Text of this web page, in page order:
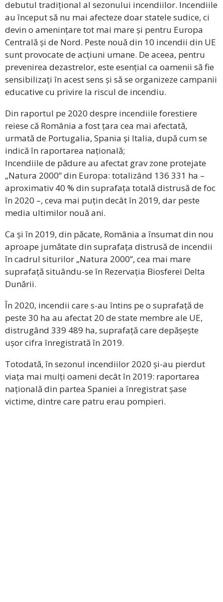
debutul tradițional al sezonului incendiilor. Incendiile
au început să nu mai afecteze doar statele sudice, ci
devin o amenințare tot mai mare și pentru Europa
Centrală și de Nord. Peste nouă din 10 incendii din UE
sunt provocate de acțiuni umane. De aceea, pentru
prevenirea dezastrelor, este esențial ca oamenii să fie
sensibilizați în acest sens și să se organizeze campanii
educative cu privire la riscul de incendiu.
Din raportul pe 2020 despre incendiile forestiere
reiese că România a fost țara cea mai afectată,
urmată de Portugalia, Spania și Italia, după cum se
indică în raportarea națională;
Incendiile de pădure au afectat grav zone protejate
„Natura 2000” din Europa: totalizând 136 331 ha –
aproximativ 40 % din suprafața totală distrusă de foc
în 2020 –, ceva mai puțin decât în 2019, dar peste
media ultimilor nouă ani.
Ca și în 2019, din păcate, România a însumat din nou
aproape jumătate din suprafața distrusă de incendii
în cadrul siturilor „Natura 2000”, cea mai mare
suprafață situându-se în Rezervația Biosferei Delta
Dunării.
În 2020, incendii care s-au întins pe o suprafață de
peste 30 ha au afectat 20 de state membre ale UE,
distrugând 339 489 ha, suprafață care depășește
ușor cifra înregistrată în 2019.
Totodată, în sezonul incendiilor 2020 și-au pierdut
viața mai mulți oameni decât în 2019: raportarea
națională din partea Spaniei a înregistrat șase
victime, dintre care patru erau pompieri.